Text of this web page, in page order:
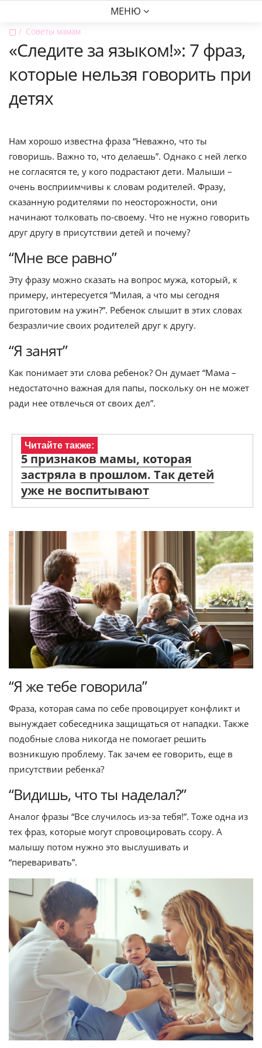
МЕНЮ
▢ Советы мамам
«Следите за языком!»: 7 фраз,
которые нельзя говорить при
детях
Нам хорошо известна фраза “Неважно, что ты
говоришь. Важно то, что делаешь”. Однако с ней легко
не согласятся те, у кого подрастают дети. Малыши –
очень восприимчивы к словам родителей. Фразу,
сказанную родителями по неосторожности, они
начинают толковать по-своему. Что не нужно говорить
друг другу в присутствии детей и почему?
“Мне все равно”
Эту фразу можно сказать на вопрос мужа, который, к
примеру, интересуется “Милая, а что мы сегодня
приготовим на ужин?”. Ребенок слышит в этих словах
безразличие своих родителей друг к другу.
“Я занят”
Как понимает эти слова ребенок? Он думает “Мама –
недостаточно важная для папы, поскольку он не может
ради нее отвлечься от своих дел”.
Читайте также:
5 признаков мамы, которая
застряла в прошлом. Так детей
уже не воспитывают
“Я же тебе говорила”
Фраза, которая сама по себе провоцирует конфликт и
вынуждает собеседника защищаться от нападки. Также
подобные слова никогда не помогает решить
возникшую проблему. Так зачем ее говорить, еще в
присутствии ребенка?
“Видишь, что ты наделал?”
Аналог фразы “Все случилось из-за тебя!”. Тоже одна из
тех фраз, которые могут спровоцировать ссору. А
малышу потом нужно это выслушивать и
“переваривать”.